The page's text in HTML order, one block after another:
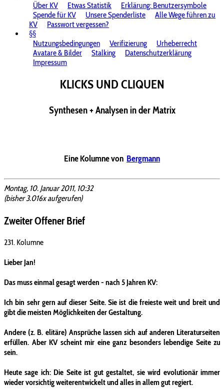
Über KV
Etwas Statistik
Erklärung: Benutzersymbole
Spende für KV
Unsere Spenderliste
Alle Wege führen zu
KV
Passwort vergessen?
§§
Nutzungsbedingungen
Verifizierung
Urheberrecht
Avatare & Bilder
Stalking
Datenschutzerklärung
Impressum
KLICKS UND CLIQUEN
Synthesen + Analysen in der Matrix
Eine Kolumne von Bergmann
Montag, 10. Januar 2011, 10:32
(bisher 3.016x aufgerufen)
Zweiter Offener Brief
231. Kolumne
Lieber Jan!
Das muss einmal gesagt werden - nach 5 Jahren KV:
Ich bin sehr gern auf dieser Seite. Sie ist die freieste weit und breit und
gibt die meisten Möglichkeiten der Gestaltung.
Andere (z. B. elitäre) Ansprüche lassen sich auf anderen Literaturseiten
erfüllen. Aber KV scheint mir eine ganz besonders lebendige Seite zu
sein.
Heute sage ich: Die Seite ist gut gestaltet, sie wird evolutionär immer
wieder vorsichtig weiterentwickelt und alles in allem gut regiert.